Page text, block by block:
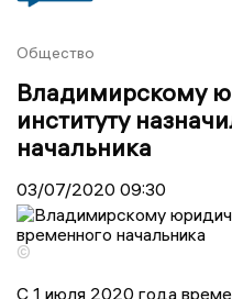
Общество
Владимирскому
институту
начальника
03/07/2020 09:30
©
С 1 июля 2020 года